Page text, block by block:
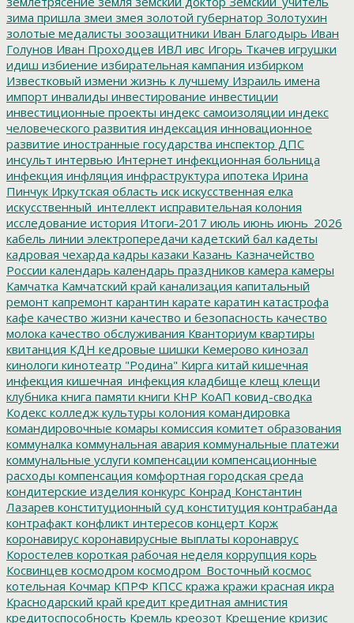
зима пришла змеи змея золотой губернатор Золотухин
золотые медалисты зоозащитники Иван Благодырь Иван
Голунов Иван Проходцев ИВЛ ивс Игорь Ткачев игрушки
идиш избиение избирательная кампания избирком
Известковый измени жизнь к лучшему Израиль имена
импорт инвалиды инвестирование инвестиции
инвестиционные проекты индекс самоизоляции индекс
человеческого развития индексация инновационное
развитие иностранные государства инспектор ДПС
инсульт интервью Интернет инфекционная больница
инфекция инфляция инфраструктура ипотека Ирина
Пинчук Иркутская область иск искусственная елка
искусственный_интеллект исправительная колония
исследование история Итоги-2017 июль июнь июнь_2026
кабель линии электропередачи кадетский бал кадеты
кадровая чехарда кадры казаки Казань Казначейство
России календарь календарь праздников камера камеры
Камчатка Камчатский край канализация капитальный
ремонт капремонт карантин карате каратин катастрофа
кафе качество жизни качество и безопасность качество
молока качество обслуживания Кванториум квартиры
квитанция КДН кедровые шишки Кемерово кинозал
кинологи кинотеатр "Родина" Кирга китай кишечная
инфекция кишечная_инфекция кладбище клещ клещи
клубника книга памяти книги КНР КоАП ковид-сводка
Кодекс колледж культуры колония командировка
командировочные комары комиссия комитет образования
коммуналка коммунальная авария коммунальные платежи
коммунальные услуги компенсации компенсационные
расходы компенсация комфортная городская среда
кондитерские изделия конкурс Конрад Константин
Лазарев конституционный суд конституция контрабанда
контрафакт конфликт интересов концерт Корж
коронавирус коронавирусные выплаты коронаврус
Коростелев короткая рабочая неделя коррупция корь
Косвинцев космодром космодром_Восточный космос
котельная Кочмар КПРФ КПСС кража кражи красная икра
Краснодарский край кредит кредитная амнистия
кредитоспособность Кремль креозот Крещение кризис